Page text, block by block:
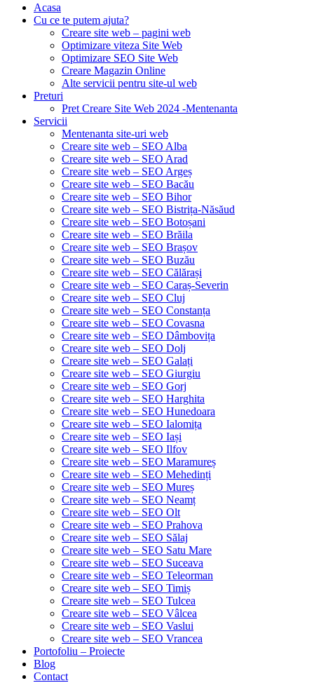
Acasa
Cu ce te putem ajuta?
Creare site web – pagini web
Optimizare viteza Site Web
Optimizare SEO Site Web
Creare Magazin Online
Alte servicii pentru site-ul web
Preturi
Pret Creare Site Web 2024 -Mentenanta
Servicii
Mentenanta site-uri web
Creare site web – SEO Alba
Creare site web – SEO Arad
Creare site web – SEO Argeș
Creare site web – SEO Bacău
Creare site web – SEO Bihor
Creare site web – SEO Bistrița-Năsăud
Creare site web – SEO Botoșani
Creare site web – SEO Brăila
Creare site web – SEO Brașov
Creare site web – SEO Buzău
Creare site web – SEO Călărași
Creare site web – SEO Caraș-Severin
Creare site web – SEO Cluj
Creare site web – SEO Constanța
Creare site web – SEO Covasna
Creare site web – SEO Dâmbovița
Creare site web – SEO Dolj
Creare site web – SEO Galați
Creare site web – SEO Giurgiu
Creare site web – SEO Gorj
Creare site web – SEO Harghita
Creare site web – SEO Hunedoara
Creare site web – SEO Ialomița
Creare site web – SEO Iași
Creare site web – SEO Ilfov
Creare site web – SEO Maramureș
Creare site web – SEO Mehedinți
Creare site web – SEO Mureș
Creare site web – SEO Neamț
Creare site web – SEO Olt
Creare site web – SEO Prahova
Creare site web – SEO Sălaj
Creare site web – SEO Satu Mare
Creare site web – SEO Suceava
Creare site web – SEO Teleorman
Creare site web – SEO Timiș
Creare site web – SEO Tulcea
Creare site web – SEO Vâlcea
Creare site web – SEO Vaslui
Creare site web – SEO Vrancea
Portofoliu – Proiecte
Blog
Contact